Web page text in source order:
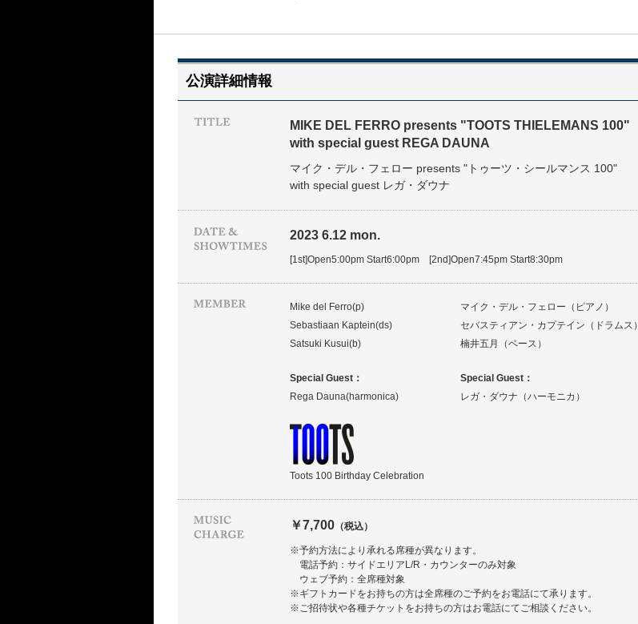
公演詳細情報
MIKE DEL FERRO presents "TOOTS THIELEMANS 100"
with special guest REGA DAUNA
マイク・デル・フェロー presents "トゥーツ・シールマンス 100"
with special guest レガ・ダウナ
2023 6.12 mon.
[1st]Open5:00pm Start6:00pm [2nd]Open7:45pm Start8:30pm
Mike del Ferro(p)
マイク・デル・フェロー（ピアノ）
Sebastiaan Kaptein(ds)
セバスティアン・カプテイン（ドラムス）
Satsuki Kusui(b)
楠井五月（ベース）
Special Guest：
Special Guest：
Rega Dauna(harmonica)
レガ・ダウナ（ハーモニカ）
Toots 100 Birthday Celebration
￥7,700 （税込）
※予約方法により承れる席種が異なります。
電話予約：サイドエリアL/R・カウンターのみ対象
ウェブ予約：全席種対象
※ギフトカードをお持ちの方は全席種のご予約をお電話にて承ります。
※ご招待状や各種チケットをお持ちの方はお電話にてご相談ください。